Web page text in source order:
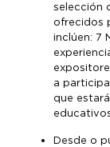
selección
ofrecidos
inclúen: 7
a
que
Desde o